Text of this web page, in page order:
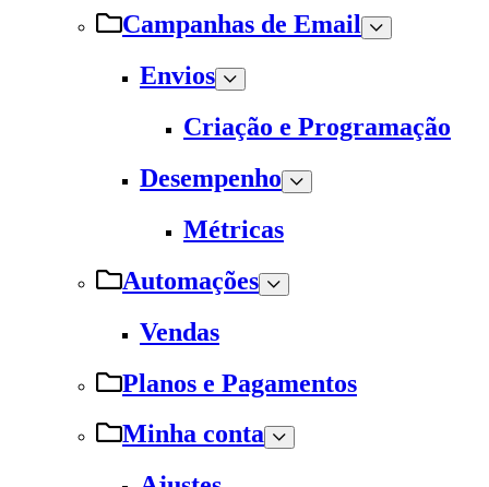
Campanhas de Email
Envios
Criação e Programação
Desempenho
Métricas
Automações
Vendas
Planos e Pagamentos
Minha conta